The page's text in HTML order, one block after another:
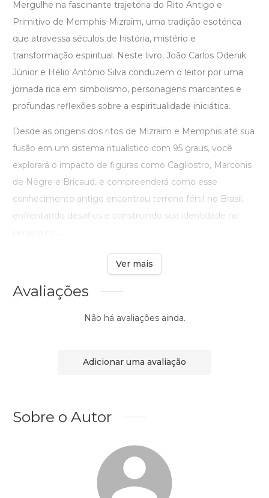
Mergulhe na fascinante trajetória do Rito Antigo e
Primitivo de Memphis-Mizraïm, uma tradição esotérica
que atravessa séculos de história, mistério e
transformação espiritual. Neste livro, João Carlos Odenik
Júnior e Hélio António Silva conduzem o leitor por uma
jornada rica em simbolismo, personagens marcantes e
profundas reflexões sobre a espiritualidade iniciática.
Desde as origens dos ritos de Mizraïm e Memphis até sua
fusão em um sistema ritualístico com 95 graus, você
explorará o impacto de figuras como Cagliostro, Marconis
de Nègre e Bricaud, e compreenderá como esse
conhecimento antigo encontrou terreno fértil no Brasil,
enfrentando desafios e construindo sua identidade no
Ver mais
Avaliações
Não há avaliações ainda.
Adicionar uma avaliação
Sobre o Autor